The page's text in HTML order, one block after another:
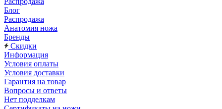
Блог
Распродажа
Анатомия ножа
Бренды
Скидки
Информация
Условия оплаты
Условия доставки
Гарантия на товар
Вопросы и ответы
Нет подделкам